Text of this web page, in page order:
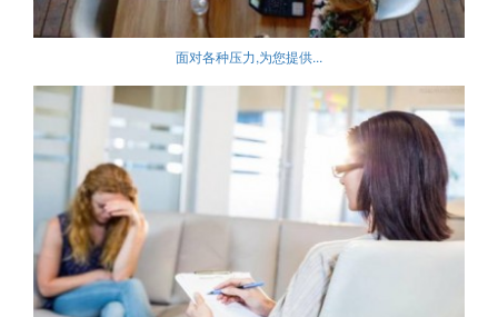
面对各种压力,为您提供...